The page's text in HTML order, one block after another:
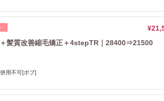
髪質改善縮毛矯正＋4stepTR｜28400⇒21500
用不可[ボブ]